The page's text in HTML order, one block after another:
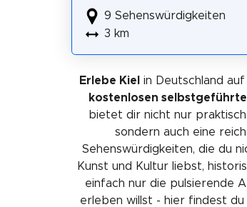
9 Sehenswürdigkeiten
3 km
Erlebe Kiel
in Deutschland
kostenlosen
bietet dir nicht nur
sondern auch eine
Sehenswürdigkeiten, die du
Kunst und Kultur liebst,
einfach nur die pulsierende
erleben willst - hier findest du